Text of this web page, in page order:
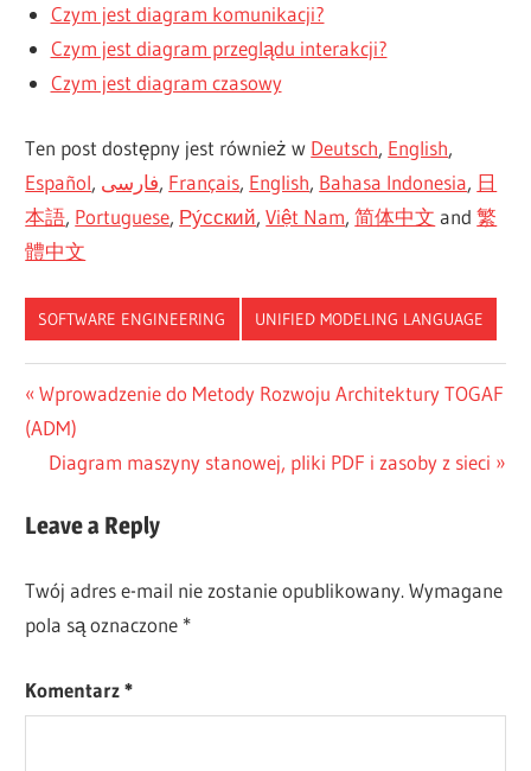
Czym jest diagram komunikacji?
Czym jest diagram przeglądu interakcji?
Czym jest diagram czasowy
Ten post dostępny jest również w Deutsch, English,
Español, فارسی, Français, English, Bahasa Indonesia, 日
本語, Portuguese, Ру́сский,Việt Nam,简体中文 and繁
體中文
SOFTWARE ENGINEERING UNIFIED MODELING LANGUAGE
DONE
ES-
DONE
DONE
DONE
Nawigacja
wpisu
Previous
Post:
Wprowadzenie do Metody Rozwoju Architektury TOGAF
(ADM)
Next
Diagram maszyny stanowej, pliki PDF i zasoby z sieci
Leave a Reply
Twój adres e-mail nie zostanie opublikowany. Wymagane
pola są oznaczone *
Komentarz*